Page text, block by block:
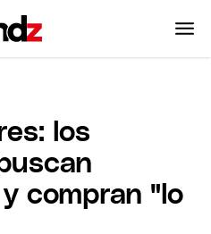
los
compran "lo